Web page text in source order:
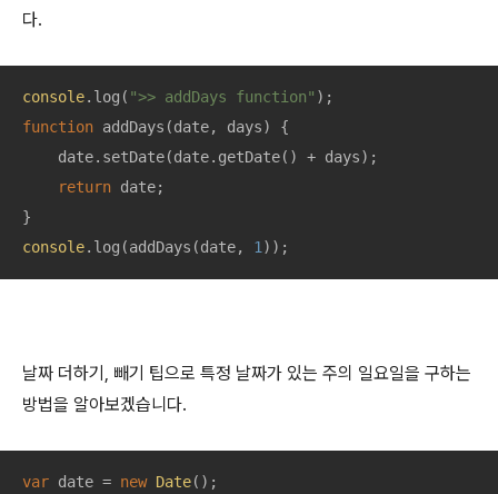
다.
console.log( ">> addDays function"
function addDays (date, days) {
    date.setDate(date.getDate() + days);
return date;
console.log(addDays(date, 1 ));
날짜 더하기, 빼기 팁으로 특정 날짜가 있는 주의 일요일을 구하는
방법을 알아보겠습니다.
var date = new Date